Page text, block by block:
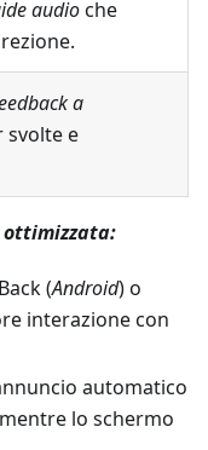
audioche
a
svolte e
(Android) o
interazione con
automatico
lo schermo